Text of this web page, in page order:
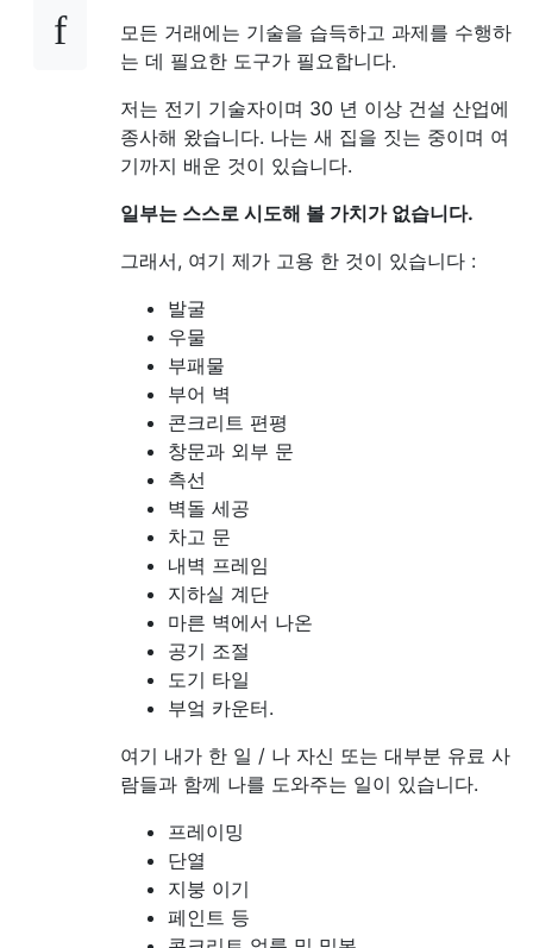
모든 거래에는 기술을 습득하고 과제를 수행하
는 데 필요한 도구가 필요합니다.
저는 전기 기술자이며 30 년 이상 건설 산업에
종사해 왔습니다. 나는 새 집을 짓는 중이며 여
기까지 배운 것이 있습니다.
일부는 스스로 시도해 볼 가치가 없습니다.
그래서, 여기 제가 고용 한 것이 있습니다 :
발굴
우물
부패물
부어 벽
콘크리트 편평
창문과 외부 문
측선
벽돌 세공
차고 문
내벽 프레임
지하실 계단
마른 벽에서 나온
공기 조절
도기 타일
부엌 카운터.
여기 내가 한 일 / 나 자신 또는 대부분 유료 사
람들과 함께 나를 도와주는 일이 있습니다.
프레이밍
단열
지붕 이기
페인트 등